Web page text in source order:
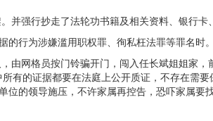
强行抄走了法轮功书籍及相关资料、银行卡
行为涉嫌滥用职权罪、徇私枉法罪等罪名时
网格员按门铃骗开门，闯入任长斌姐姐家
的证据都要在法庭上公开质证，不存在需
的领导施压，不许家属再控告，恐吓家属